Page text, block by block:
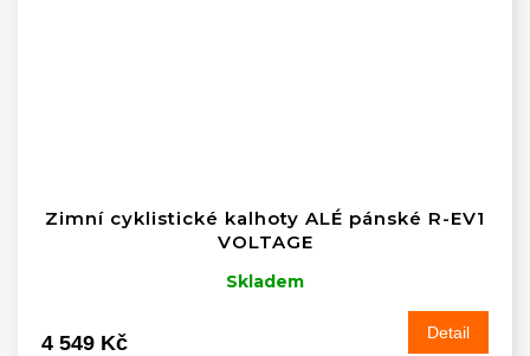
Zimní cyklistické kalhoty ALÉ pánské R-EV1
VOLTAGE
Skladem
4 549 Kč Detail